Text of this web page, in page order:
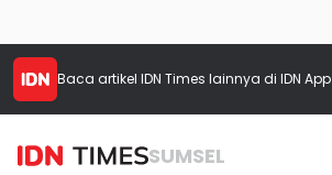
Baca artikel IDN Times lainnya di IDN App
SUMSEL